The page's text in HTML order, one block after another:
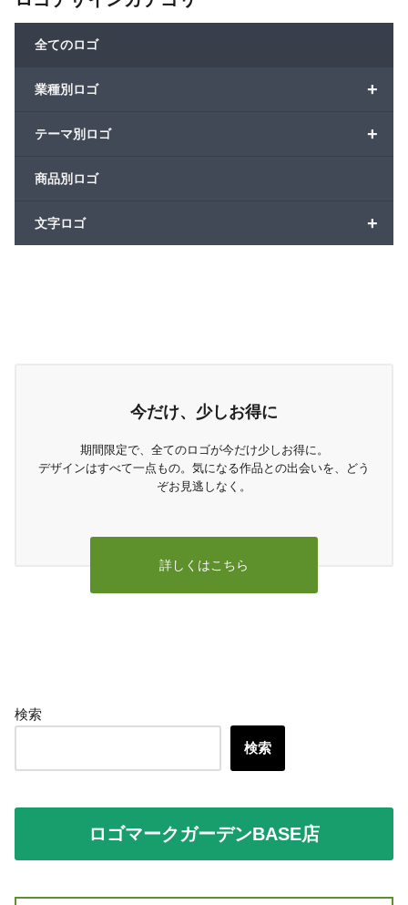
全てのロゴ
+
業種別ロゴ
+
テーマ別ロゴ
商品別ロゴ
+
文字ロゴ
今だけ、少しお得に
期間限定で、全てのロゴが今だけ少しお得に。
デザインはすべて一点もの。気になる作品との出会いを、どう
ぞお見逃しなく。
詳しくはこちら
検索
検索
ロゴマークガーデンBASE店